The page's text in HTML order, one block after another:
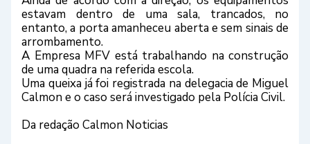
estavam dentro de uma sala, trancados, no
entanto, a porta amanheceu aberta e sem sinais de
arrombamento.
A Empresa MFV está trabalhando na construção
de uma quadra na referida escola.
Uma queixa já foi registrada na delegacia de Miguel
Calmon e o caso será investigado pela Polícia Civil.
Da redação Calmon Noticias